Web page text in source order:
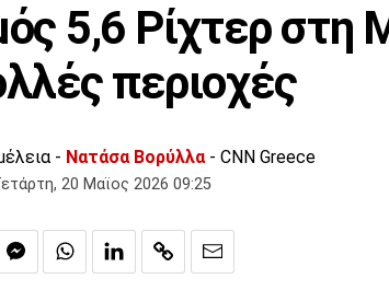
5,6 Ρίχτερ στη
περιοχές
- Νατάσα Βορύλλα- CNN Greece
20 Μαϊος 2026 09:25